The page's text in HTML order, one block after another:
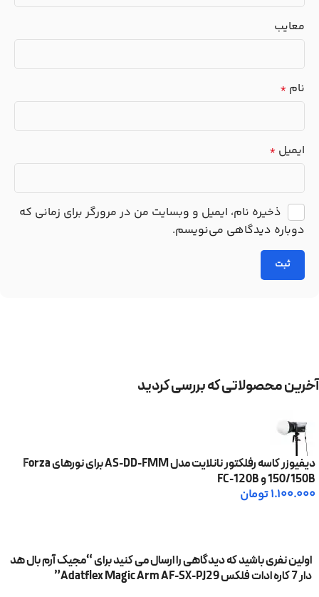
معایب
نام *
ایمیل *
ذخیره نام، ایمیل و وبسایت من در مرورگر برای زمانی که
دوباره دیدگاهی می‌نویسم.
آخرین محصولاتی که بررسی کردید
دیفیوزر کاسه رفلکتور نانلایت مدل AS-DD-FMM برای نورهای Forza
150/150B و FC-120B
1.100.000تومان
اولین نفری باشید که دیدگاهی را ارسال می کنید برای “مجیک آرم بال هد
دار 7 کاره ادات فلکس Adatflex Magic Arm AF-SX-PJ29”